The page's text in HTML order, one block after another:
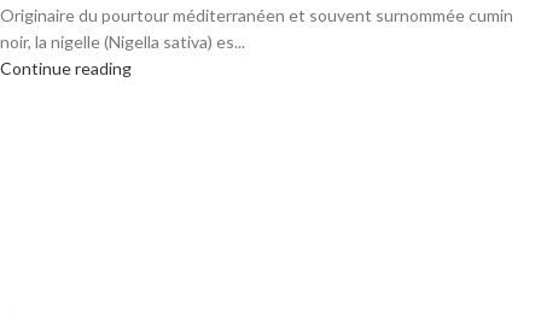
Originaire du pourtour méditerranéen et souvent surnommée cumin
noir, la nigelle (Nigella sativa) es...
Continue reading